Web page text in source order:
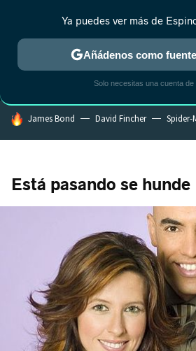
MENÚ
ESTRENOS REALITY
HOY SE HABLA DE
James Bond David Fincher Spider-
Está pasando se hunde
Ya puedes ver más de
Añádenos como
Solo necesitas una cuenta de